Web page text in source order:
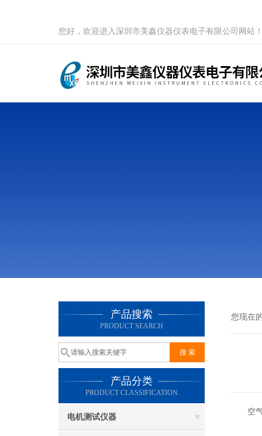
您好，欢迎进入深圳市美鑫仪器仪表电子有限公司网站
产品搜索
PRODUCT SEARCH
产品分类
PRODUCT CLASSIFICATION
电机测试仪器
您现在
空气